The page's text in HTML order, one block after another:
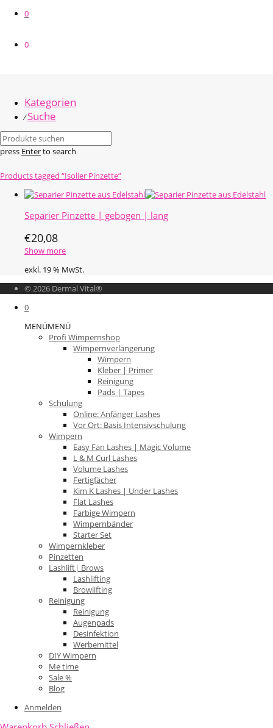
0
0
Kategorien
⁄ Suche
press Enterto search
Products tagged “Isolier Pinzette”
Separier Pinzette | gebogen | lang
€20,08
Show more
exkl. 19 % MwSt.
© 2026 Dermal Vital®
0
MENÜMENÜ
Profi Wimpernshop
Wimpernverlängerung
Wimpern
Kleber | Primer
Reinigung
Pads | Tapes
Schulung
Online: Anfänger Lashes
Vor Ort: Basis Intensivschulung
Wimpern
Easy Fan Lashes | Magic Volume
L & M Curl Lashes
Volume Lashes
Fertigfächer
Kim K Lashes | Under Lashes
Flat Lashes
Farbige Wimpern
Wimpernbänder
Starter Set
Wimpernkleber
Pinzetten
Lashlift| Brows
Lashlifting
Browlifting
Reinigung
Reinigung
Augenpads
Desinfektion
Werbemittel
DIY Wimpern
Me time
Sale %
Blog
Anmelden